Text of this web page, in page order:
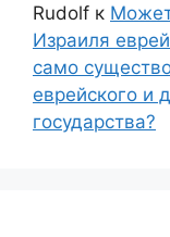
Rudolf к
Израиля
само
еврейского и
государства?